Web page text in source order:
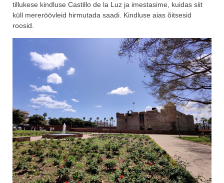
tillukese kindluse Castillo de la Luz ja imestasime, kuidas siit
küll mereröövleid hirmutada saadi. Kindluse aias õitsesid
roosid.